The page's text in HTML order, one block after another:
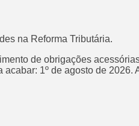
na Reforma Tributária.
de obrigações
1º de agosto de 2026.